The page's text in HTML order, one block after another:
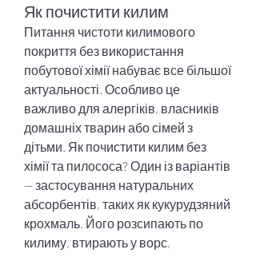
Як почистити килим
Питання чистоти килимового
покриття без використання
побутової хімії набуває все більшої
актуальності. Особливо це
важливо для алергіків, власників
домашніх тварин або сімей з
дітьми. Як почистити килим без
хімії та пилососа? Один із варіантів
— застосування натуральних
абсорбентів, таких як кукурудзяний
крохмаль. Його розсипають по
килиму, втирають у ворс,